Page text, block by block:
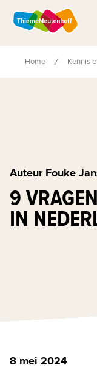
Home Kennis
Auteur Fouke
9
IN
8 mei 2024